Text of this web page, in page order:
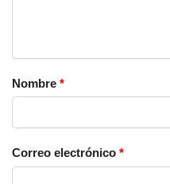
Nombre *
Correo electrónico *